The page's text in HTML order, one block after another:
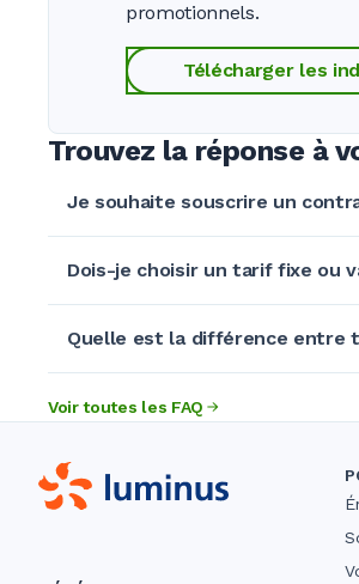
promotionnels.
Télécharger les
Trouvez la réponse à
Je souhaite souscrire un
Dois-je choisir un tarif fixe ou
Quelle est la différence entre
Voir toutes les FAQ